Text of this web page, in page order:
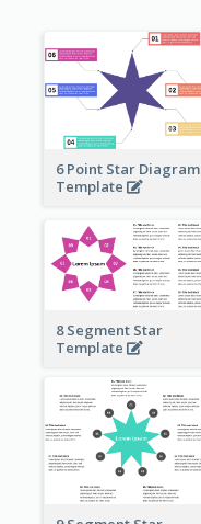
6 Point Star Diagram
Template
8 Segment Star
Template